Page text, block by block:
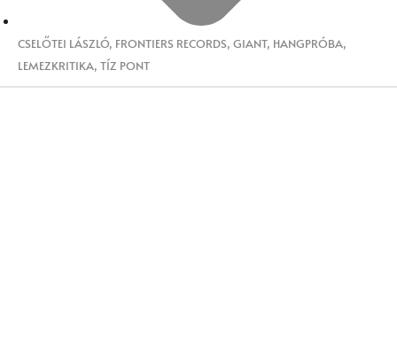
CSELŐTEI LÁSZLÓ, FRONTIERS RECORDS, GIANT, HANGPRÓBA,
LEMEZKRITIKA, TÍZ PONT